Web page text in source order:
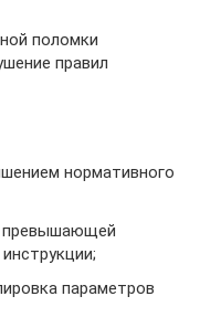
поломки
правил
нормативного
превышающей
параметров